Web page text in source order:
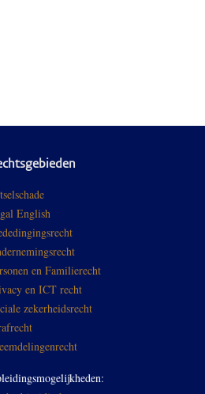
English
en Familierecht
en ICT recht
zekerheidsrecht